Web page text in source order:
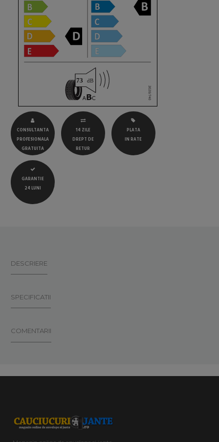
CONSULTANTA
PROFESIONALA
GRATUITA
14 ZILE
DREPT DE
RETUR
PLATA
IN RATE
GARANTIE
24 LUNI
DESCRIERE
SPECIFICATII
COMENTARII